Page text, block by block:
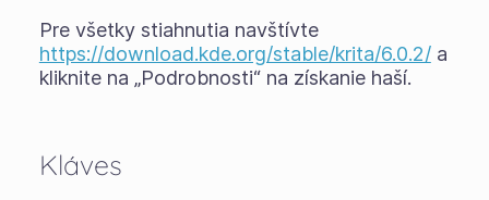
Pre všetky stiahnutia navštívte
https://download.kde.org/stable/krita/6.0.2/a
kliknite na „Podrobnosti“ na získanie haší.
Kláves